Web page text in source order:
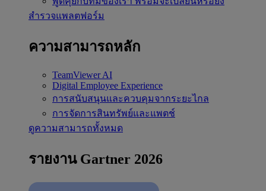
สำรวจแพลตฟอร์ม
ความสามารถหลัก
TeamViewer AI
Digital Employee Experience
การสนับสนุนและควบคุมจากระยะไกล
การจัดการสินทรัพย์และแพตช์
ดูความสามารถทั้งหมด
รายงาน Gartner 2026